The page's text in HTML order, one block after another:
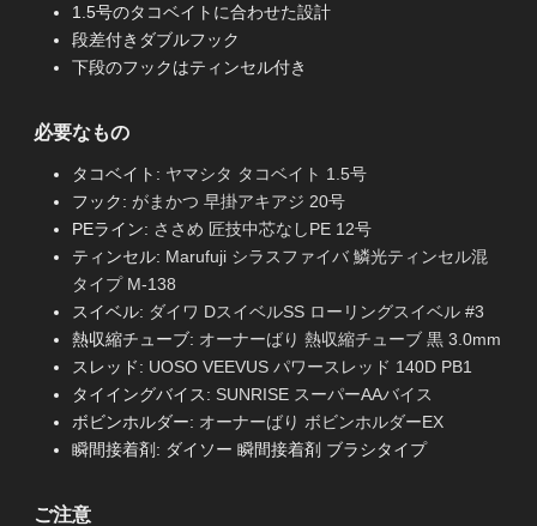
1.5号のタコベイトに合わせた設計
段差付きダブルフック
下段のフックはティンセル付き
必要なもの
タコベイト: ヤマシタ タコベイト 1.5号
フック: がまかつ 早掛アキアジ 20号
PEライン: ささめ 匠技中芯なしPE 12号
ティンセル: Marufuji シラスファイバ 鱗光ティンセル混
タイプ M-138
スイベル: ダイワ DスイベルSS ローリングスイベル #3
熱収縮チューブ: オーナーばり 熱収縮チューブ 黒 3.0mm
スレッド: UOSO VEEVUS パワースレッド 140D PB1
タイイングバイス: SUNRISE スーパーAAバイス
ボビンホルダー: オーナーばり ボビンホルダーEX
瞬間接着剤: ダイソー 瞬間接着剤 ブラシタイプ
ご注意